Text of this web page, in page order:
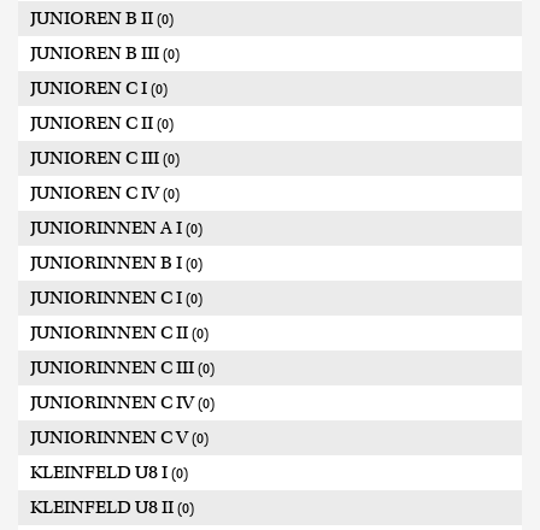
JUNIOREN B II (0)
JUNIOREN B III (0)
JUNIOREN C I (0)
JUNIOREN C II (0)
JUNIOREN C III (0)
JUNIOREN C IV(0)
JUNIORINNEN A I (0)
JUNIORINNEN B I (0)
JUNIORINNEN C I (0)
JUNIORINNEN C II (0)
JUNIORINNEN C III (0)
JUNIORINNEN C IV(0)
JUNIORINNEN C V(0)
KLEINFELD U8 I (0)
KLEINFELD U8 II (0)